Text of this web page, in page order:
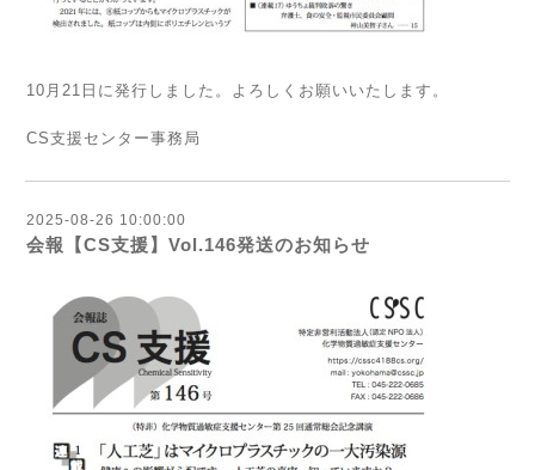
10月21日に発行しました。よろしくお願いいたします。
CS支援センター事務局
2025-08-26 10:00:00
会報【CS支援】Vol.146発送のお知らせ